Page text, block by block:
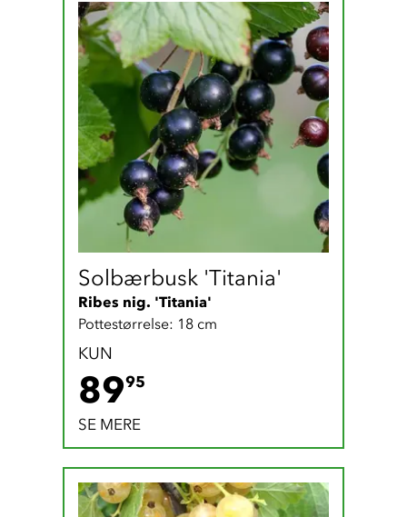
Solbærbusk 'Titania'
Ribes nig. 'Titania'
Pottestørrelse: 18 cm
KUN
8995
SE MERE